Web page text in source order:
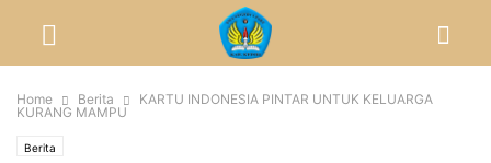
Home Berita
KARTU INDONESIA PINTAR UNTUK KELUARGA
KURANG MAMPU
Berita